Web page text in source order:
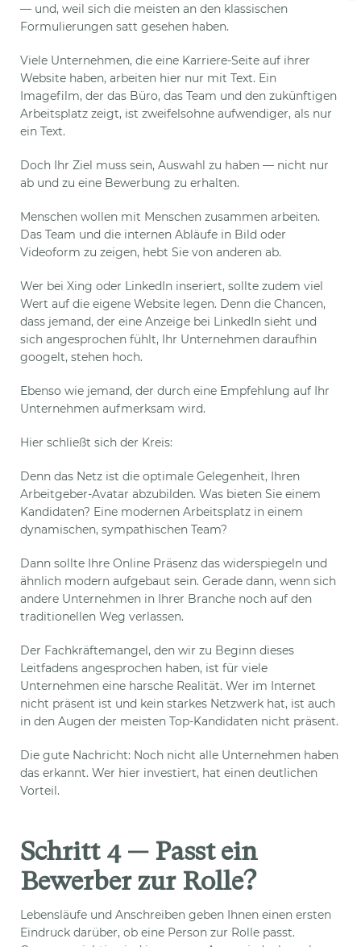
— und, weil sich die meisten an den klassischen
Formulierungen satt gesehen haben.
Viele Unternehmen, die eine Karriere-Seite auf ihrer
Website haben, arbeiten hier nur mit Text. Ein
Imagefilm, der das Büro, das Team und den zukünftigen
Arbeitsplatz zeigt, ist zweifelsohne aufwendiger, als nur
ein Text.
Doch Ihr Ziel muss sein, Auswahl zu haben — nicht nur
ab und zu eine Bewerbung zu erhalten.
Menschen wollen mit Menschen zusammen arbeiten.
Das Team und die internen Abläufe in Bild oder
Videoform zu zeigen, hebt Sie von anderen ab.
Wer bei Xing oder LinkedIn inseriert, sollte zudem viel
Wert auf die eigene Website legen. Denn die Chancen,
dass jemand, der eine Anzeige bei LinkedIn sieht und
sich angesprochen fühlt, Ihr Unternehmen daraufhin
googelt, stehen hoch.
Ebenso wie jemand, der durch eine Empfehlung auf Ihr
Unternehmen aufmerksam wird.
Hier schließt sich der Kreis:
Denn das Netz ist die optimale Gelegenheit, Ihren
Arbeitgeber-Avatar abzubilden. Was bieten Sie einem
Kandidaten? Eine modernen Arbeitsplatz in einem
dynamischen, sympathischen Team?
Dann sollte Ihre Online Präsenz das widerspiegeln und
ähnlich modern aufgebaut sein. Gerade dann, wenn sich
andere Unternehmen in Ihrer Branche noch auf den
traditionellen Weg verlassen.
Der Fachkräftemangel, den wir zu Beginn dieses
Leitfadens angesprochen haben, ist für viele
Unternehmen eine harsche Realität. Wer im Internet
nicht präsent ist und kein starkes Netzwerk hat, ist auch
in den Augen der meisten Top-Kandidaten nicht präsent.
Die gute Nachricht: Noch nicht alle Unternehmen haben
das erkannt. Wer hier investiert, hat einen deutlichen
Vorteil.
Schritt 4 — Passt ein
Bewerber zur Rolle?
Lebensläufe und Anschreiben geben Ihnen einen ersten
Eindruck darüber, ob eine Person zur Rolle passt.